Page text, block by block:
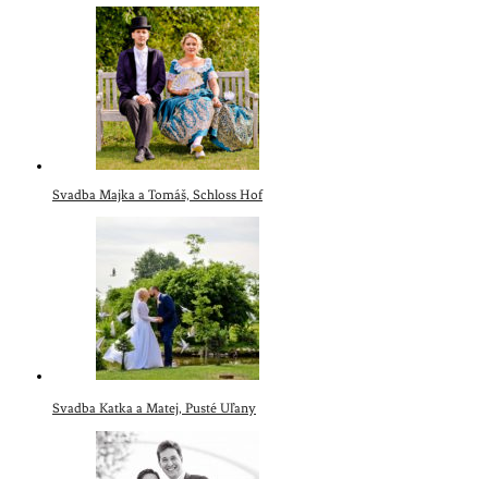
Svadba Majka a Tomáš, Schloss Hof
Svadba Katka a Matej, Pusté Uľany